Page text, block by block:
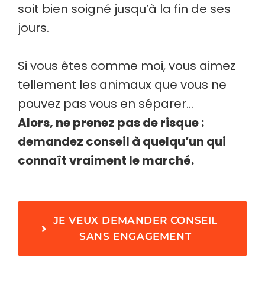
soit bien soigné jusqu’à la fin de ses
jours.
Si vous êtes comme moi, vous aimez
tellement les animaux que vous ne
pouvez pas vous en séparer…
Alors, ne prenez pas de risque :
demandez conseil à quelqu’un qui
connaît vraiment le marché.
JE VEUX DEMANDER CONSEIL
SANS ENGAGEMENT